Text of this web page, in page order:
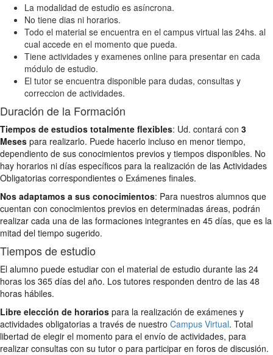
La modalidad de estudio es asíncrona.
No tiene dias ni horarios.
Todo el material se encuentra en el campus virtual las 24hs. al
cual accede en el momento que pueda.
Tiene actividades y examenes online para presentar en cada
módulo de estudio.
El tutor se encuentra disponible para dudas, consultas y
correccion de actividades.
Duración de la Formación
Tiempos de estudios totalmente flexibles: Ud. contará con 3
Meses para realizarlo. Puede hacerlo incluso en menor tiempo,
dependiento de sus conocimientos previos y tiempos disponibles. No
hay horarios ni días específicos para la realización de las Actividades
Obligatorias correspondientes o Exámenes finales.
Nos adaptamos a sus conocimientos: Para nuestros alumnos que
cuentan con conocimientos previos en determinadas áreas, podrán
realizar cada una de las formaciones integrantes en 45 días, que es la
mitad del tiempo sugerido.
Tiempos de estudio
El alumno puede estudiar con el material de estudio durante las 24
horas los 365 días del año. Los tutores responden dentro de las 48
horas hábiles.
Libre elección de horarios para la realización de exámenes y
actividades obligatorias a través de nuestro Campus Virtual. Total
libertad de elegir el momento para el envío de actividades, para
realizar consultas con su tutor o para participar en foros de discusión.